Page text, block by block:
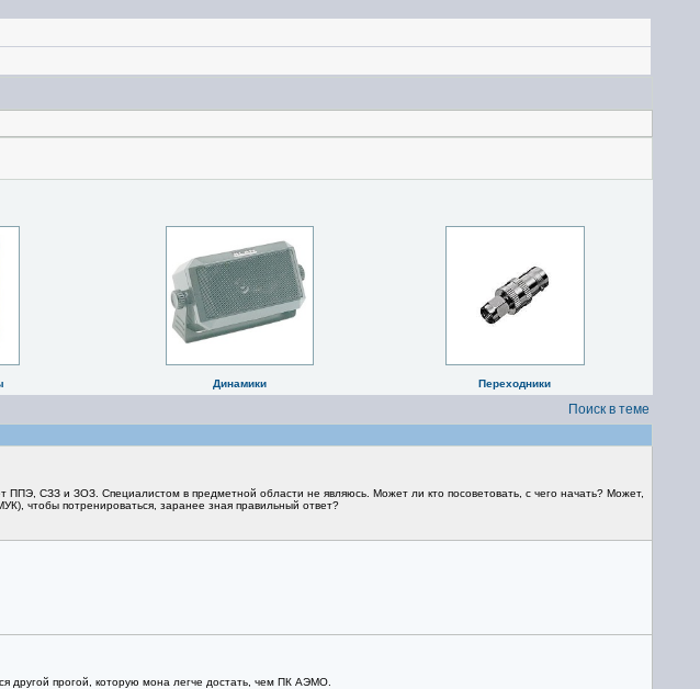
Динамики Переходники
Поиск в теме
СЗЗ и ЗОЗ. Специалистом в предметной области не являюсь. Может ли кто посоветовать, с чего начать? Может,
чтобы потренироваться, заранее зная правильный ответ?
другой прогой, которую мона легче достать, чем ПК АЭМО.